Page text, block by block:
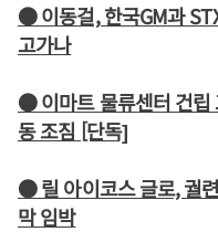
● 이동걸, 한국GM과
고가나
● 이마트 물류센터 건립
동 조짐 [단독]
● 릴 아이코스 글로, 궐
막 임박